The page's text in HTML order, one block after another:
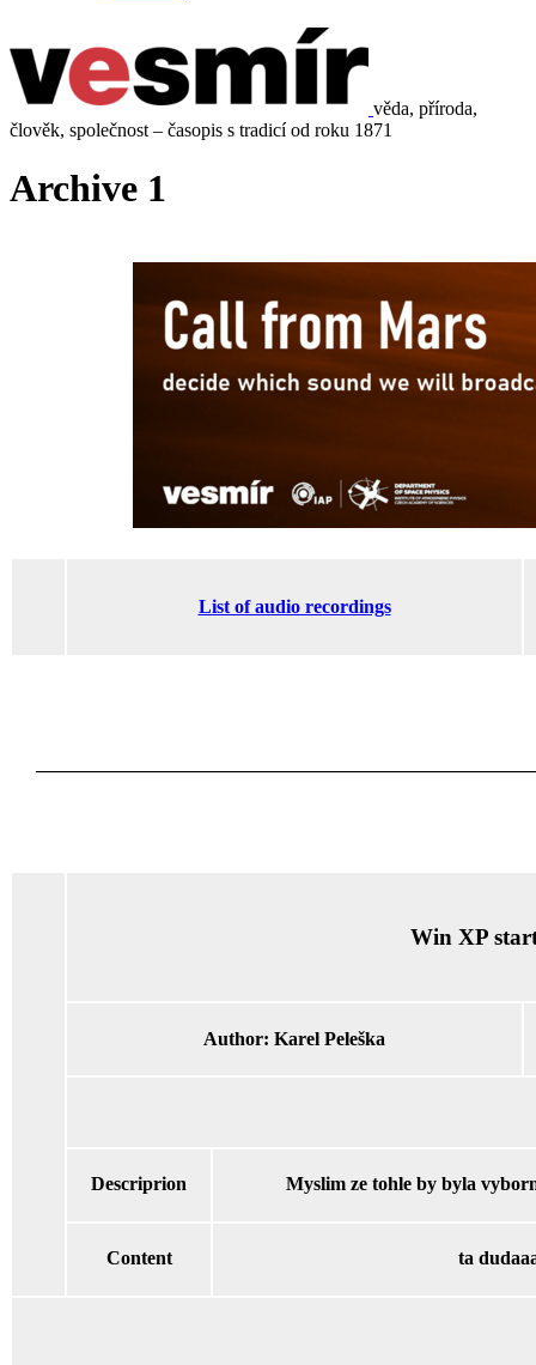
věda, příroda,
člověk, společnost – časopis s tradicí od roku 1871
Archive 1
List of audio recordings
Win XP
Author: Karel Peleška
Descriprion Myslim ze tohle by byla
Content ta